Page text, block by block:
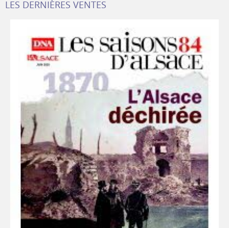
LES DERNIÈRES VENTES